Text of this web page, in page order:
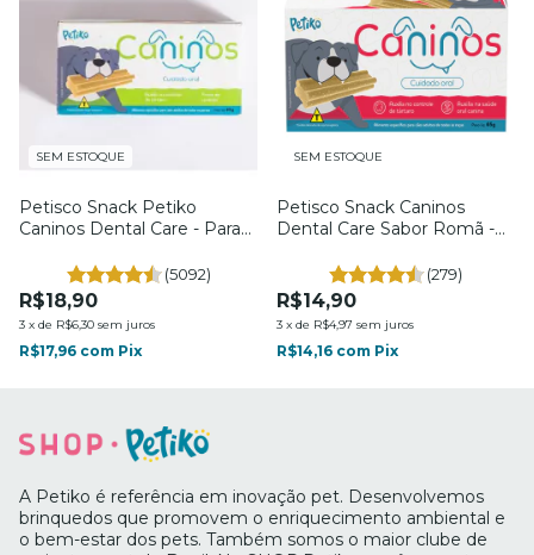
SEM ESTOQUE
Petisco Snack Petiko
Caninos Dental Care - Para
(5092)
R$18,90
3 x de R$6,30 sem juros
R$17,96 com Pix
SEM ESTOQUE
Petisco Snack Caninos
Dental Care Sabor Romã -
(279)
R$14,90
3 x de R$4,97 sem juros
R$14,16 com Pix
A Petiko é referência em inovação pet. Desenvolvemos
brinquedos que promovem o enriquecimento ambiental e
o bem-estar dos pets. Também somos o maior clube de